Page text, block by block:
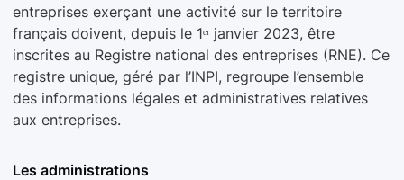
entreprises exerçant une activité sur le territoire
français doivent, depuis le 1ᵉʳ janvier 2023, être
inscrites au Registre national des entreprises (RNE). Ce
registre unique, géré par l’INPI, regroupe l’ensemble
des informations légales et administratives relatives
aux entreprises.
Les administrations